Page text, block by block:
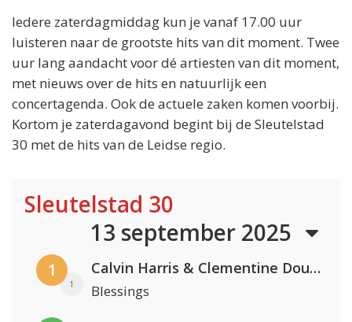
Iedere zaterdagmiddag kun je vanaf 17.00 uur
luisteren naar de grootste hits van dit moment. Twee
uur lang aandacht voor dé artiesten van dit moment,
met nieuws over de hits en natuurlijk een
concertagenda. Ook de actuele zaken komen voorbij.
Kortom je zaterdagavond begint bij de Sleutelstad
30 met de hits van de Leidse regio.
Sleutelstad 30
13 september 2025
1
1
Calvin Harris & Clementine Douglas
Blessings